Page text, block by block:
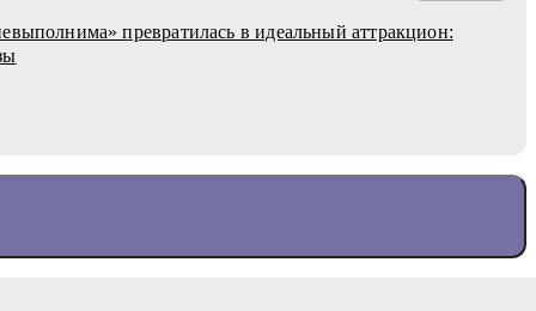
превратилась в идеальный аттракцион: